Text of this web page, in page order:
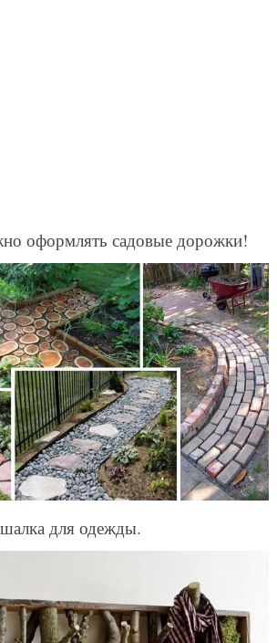
оформлять садовые дорожки!
для одежды.